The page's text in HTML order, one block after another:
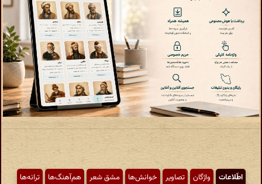
اطّلاعات واژگان تصاویر خوانش‌ها مشق شعر هم‌آهنگ‌ها
ترانه‌ها